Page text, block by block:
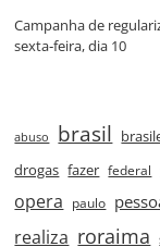
Campanha de
sexta‑feira, dia 10
abuso brasil
drogas fazer federal
opera paulo
realiza roraima